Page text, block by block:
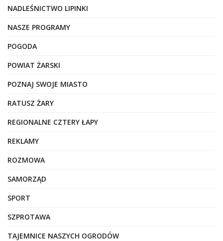
NADLEŚNICTWO LIPINKI
NASZE PROGRAMY
POGODA
POWIAT ŻARSKI
POZNAJ SWOJE MIASTO
RATUSZ ŻARY
REGIONALNE CZTERY ŁAPY
REKLAMY
ROZMOWA
SAMORZĄD
SPORT
SZPROTAWA
TAJEMNICE NASZYCH OGRODÓW